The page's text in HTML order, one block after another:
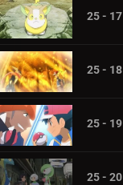
25 - 17
25 - 18
25 - 19
25 - 20